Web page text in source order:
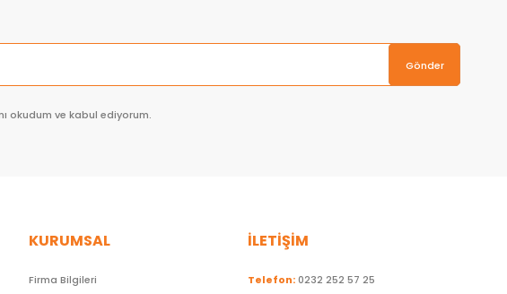
Gönder
okudum ve kabul ediyorum.
KURUMSAL
Firma Bilgileri
İLETİŞİM
Telefon:0232 252 57 25